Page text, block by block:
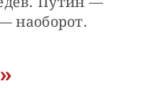
наоборот.